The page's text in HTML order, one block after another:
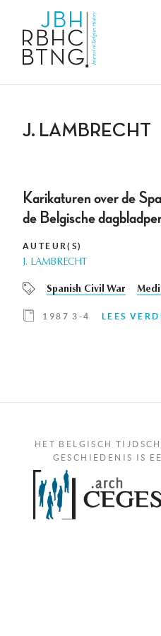
J. LAMBRECHT
Karikaturen over de
de Belgische
AUTEUR(S)
J. LAMBRECHT
Spanish Civil War
1987 3-4 LEES
HET BELGISCH
GESCHIEDENIS IS